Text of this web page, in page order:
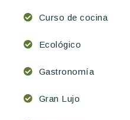
Curso de cocina
Ecológico
Gastronomía
Gran Lujo